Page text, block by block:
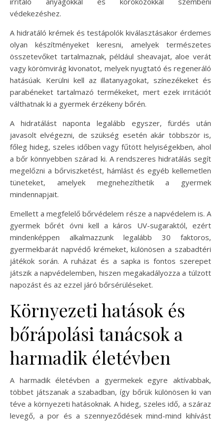
védekezéshez.
A hidratáló krémek és testápolók kiválasztásakor érdemes
olyan készítményeket keresni, amelyek természetes
összetevőket tartalmaznak, például sheavajat, aloe verát
vagy körömvirág kivonatot, melyek nyugtató és regeneráló
hatásúak. Kerülni kell az illatanyagokat, színezékeket és
parabéneket tartalmazó termékeket, mert ezek irritációt
válthatnak ki a gyermek érzékeny bőrén.
A hidratálást naponta legalább egyszer, fürdés után
javasolt elvégezni, de szükség esetén akár többször is,
főleg hideg, szeles időben vagy fűtött helyiségekben, ahol
a bőr könnyebben szárad ki. A rendszeres hidratálás segít
megelőzni a bőrviszketést, hámlást és egyéb kellemetlen
tüneteket, amelyek megnehezíthetik a gyermek
mindennapjait.
Emellett a megfelelő bőrvédelem része a napvédelem is. A
gyermek bőrét óvni kell a káros UV-sugaraktól, ezért
mindenképpen alkalmazzunk legalább 30 faktoros,
gyermekbarát napvédő krémeket, különösen a szabadtéri
játékok során. A ruházat és a sapka is fontos szerepet
játszik a napvédelemben, hiszen megakadályozza a túlzott
napozást és az ezzel járó bőrsérüléseket.
Környezeti hatások és
bőrápolási tanácsok a
harmadik életévben
A harmadik életévben a gyermekek egyre aktívabbak,
többet játszanak a szabadban, így bőrük különösen ki van
téve a környezeti hatásoknak. A hideg, szeles idő, a száraz
levegő, a por és a szennyeződések mind-mind kihívást